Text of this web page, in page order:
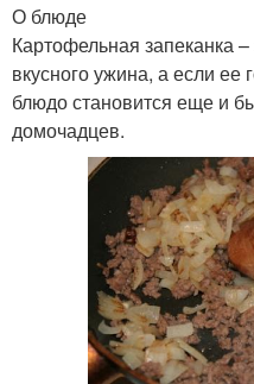
О блюде
Картофельная запеканка
вкусного ужина, а если ее
блюдо становится еще и
домочадцев.